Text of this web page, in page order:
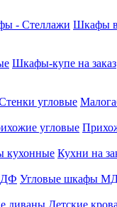
- Стеллажи Шкафы
Шкафы-купе на заказ
угловые
угловые
кухонные Кухни на
Угловые шкафы
диваны Детские